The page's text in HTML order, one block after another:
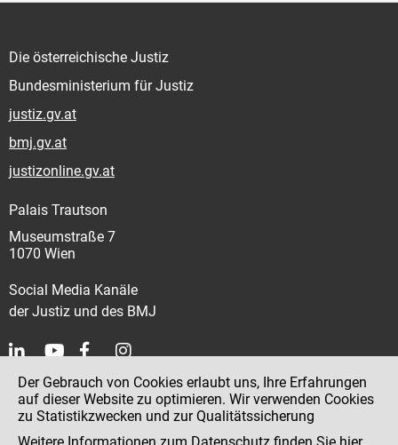
Die österreichische Justiz
Bundesministerium für Justiz
justiz.gv.at
bmj.gv.at
justizonline.gv.at
Palais Trautson
Museumstraße 7
1070 Wien
Social Media Kanäle
der Justiz und des BMJ
Kontakt
Impressum
Der Gebrauch von Cookies erlaubt uns, Ihre Erfahrungen
auf dieser Website zu optimieren. Wir verwenden Cookies
zu Statistikzwecken und zur Qualitätssicherung